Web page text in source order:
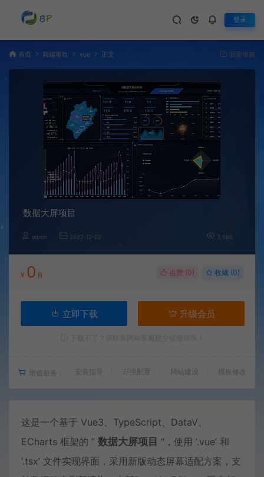
登录
首页 前端项目 vue 正文 我要投稿
数据大屏项目
admin 2022-12-02 3,586
¥ 0 B 点赞 (0) 收藏 (0)
立即下载 升级会员
增值服务： 安装指导 环境配置 网站建设 模板修改
这是一个基于 Vue3、TypeScript、DataV、
ECharts 框架的 ” 数据大屏项目 “，使用 ‘.vue’ 和
‘.tsx’ 文件实现界面，采用新版动态屏幕适配方案，支